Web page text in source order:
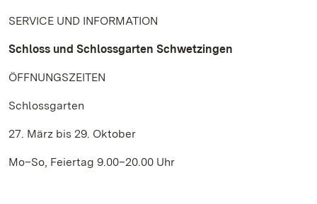
SERVICE UND INFORMATION
Schloss und Schlossgarten Schwetzingen
ÖFFNUNGSZEITEN
Schlossgarten
27. März bis 29. Oktober
Mo–So, Feiertag 9.00–20.00 Uhr